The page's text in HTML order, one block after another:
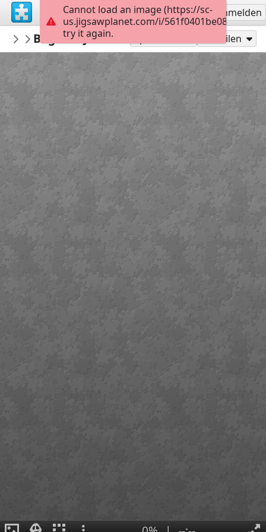
Registrieren Anmelden
Macoman
Maps
Bagshot Jan 15 OCAD 9 Teilen
Cannot load an image (https://sc-
us.jigsawplanet.com/i/
try it again.